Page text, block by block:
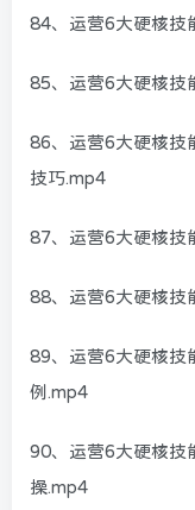
84、运营6大硬核技
85、运营6大硬核技
86、运营6大硬核技
技巧.mp4
87、运营6大硬核技
88、运营6大硬核技
89、运营6大硬核技
例.mp4
90、运营6大硬核技
操.mp4